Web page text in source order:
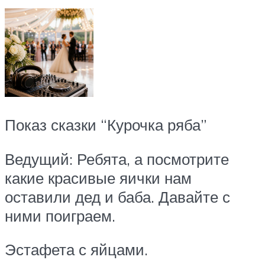
Показ сказки “Курочка ряба”
Ведущий: Ребята, а посмотрите
какие красивые яички нам
оставили дед и баба. Давайте с
ними поиграем.
Эстафета с яйцами.